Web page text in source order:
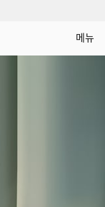
메뉴